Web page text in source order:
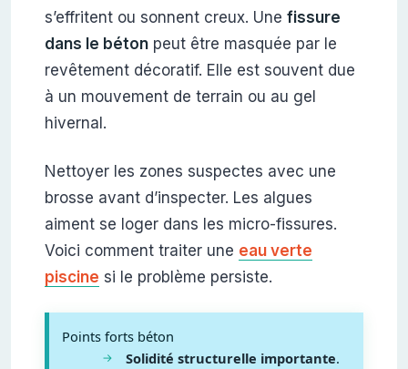
s’effritent ou sonnent creux. Une fissure
dans le bétonpeut être masquée par le
revêtement décoratif. Elle est souvent due
à un mouvement de terrain ou au gel
hivernal.
Nettoyer les zones suspectes avec une
brosse avant d’inspecter. Les algues
aiment se loger dans les micro-fissures.
Voici comment traiter une eau verte
piscine si le problème persiste.
Points forts béton
Solidité structurelle importante.